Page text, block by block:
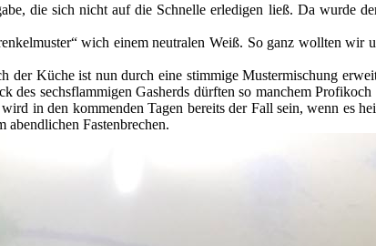
die sich nicht auf die Schnelle erledigen ließ. Da wurde
wich einem neutralen Weiß. So ganz wollten wir
der Küche ist nun durch eine stimmige Mustermischung
des sechsflammigen Gasherds dürften so manchem
in den kommenden Tagen bereits der Fall sein, wenn es
abendlichen Fastenbrechen.